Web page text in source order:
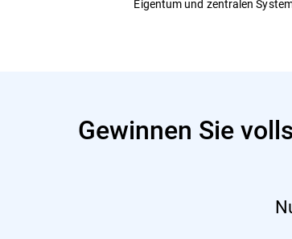
Eigentum und zentralen
Gewinnen Sie